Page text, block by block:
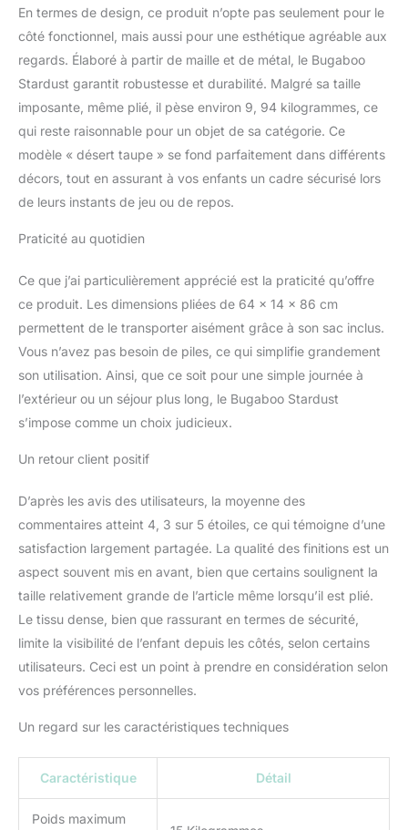
En termes de design, ce produit n’opte pas seulement pour le
côté fonctionnel, mais aussi pour une esthétique agréable aux
regards. Élaboré à partir de maille et de métal, le Bugaboo
Stardust garantit robustesse et durabilité. Malgré sa taille
imposante, même plié, il pèse environ 9, 94 kilogrammes, ce
qui reste raisonnable pour un objet de sa catégorie. Ce
modèle « désert taupe » se fond parfaitement dans différents
décors, tout en assurant à vos enfants un cadre sécurisé lors
de leurs instants de jeu ou de repos.
Praticité au quotidien
Ce que j’ai particulièrement apprécié est la praticité qu’offre
ce produit. Les dimensions pliées de 64 x 14 x 86 cm
permettent de le transporter aisément grâce à son sac inclus.
Vous n’avez pas besoin de piles, ce qui simplifie grandement
son utilisation. Ainsi, que ce soit pour une simple journée à
l’extérieur ou un séjour plus long, le Bugaboo Stardust
s’impose comme un choix judicieux.
Un retour client positif
D’après les avis des utilisateurs, la moyenne des
commentaires atteint 4, 3 sur 5 étoiles, ce qui témoigne d’une
satisfaction largement partagée. La qualité des finitions est un
aspect souvent mis en avant, bien que certains soulignent la
taille relativement grande de l’article même lorsqu’il est plié.
Le tissu dense, bien que rassurant en termes de sécurité,
limite la visibilité de l’enfant depuis les côtés, selon certains
utilisateurs. Ceci est un point à prendre en considération selon
vos préférences personnelles.
Un regard sur les caractéristiques techniques
Caractéristique Détail
Poids maximum